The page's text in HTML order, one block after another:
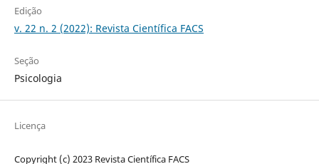
Edição
v. 22 n. 2 (2022): Revista Científica FACS
Seção
Psicologia
Licença
Copyright (c) 2023 Revista Científica FACS